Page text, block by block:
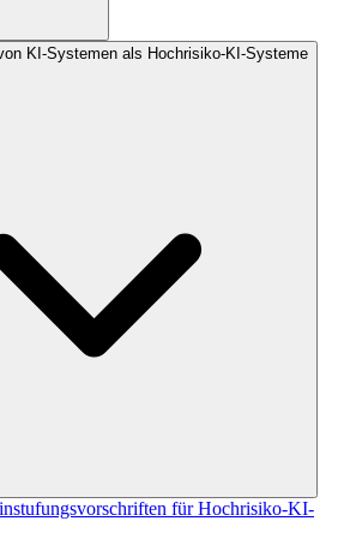
KI-Systemen als Hochrisiko-KI-Systeme
für Hochrisiko-KI-